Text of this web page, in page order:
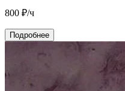
800 ₽/ч
Подробнее